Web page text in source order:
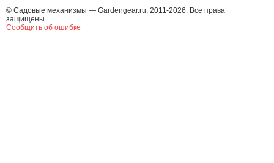
© Садовые механизмы — Gardengear.ru, 2011-2026. Все права
защищены.
Сообщить об ошибке